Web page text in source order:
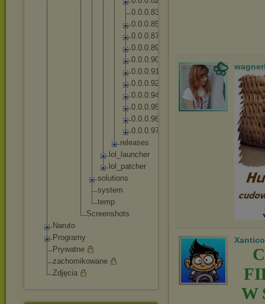
0.0.0.83
0.0.0.85
0.0.0.87
0.0.0.89
0.0.0.90
0.0.0.91
0.0.0.92
0.0.0.94
0.0.0.95
0.0.0.96
0.0.0.97
re eases
lo
launcher
lo
patc her
solutions
system
temp
Screenshots
Naruto
Programy
Prywatne
zachomikowane
Zdjęcia
Xantico
W